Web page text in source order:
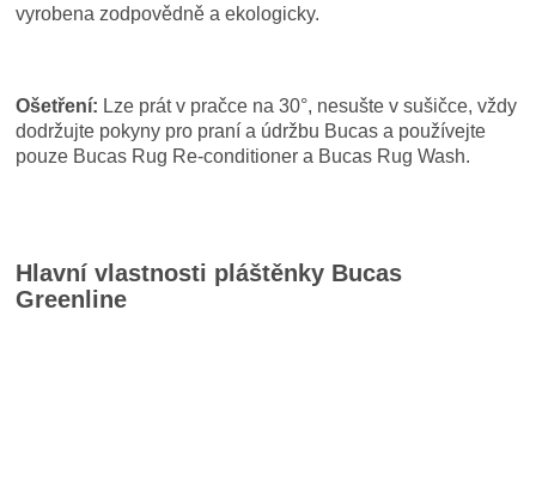
vyrobena zodpovědně a ekologicky.
Ošetření: Lze prát v pračce na 30°, nesušte v sušičce, vždy
dodržujte pokyny pro praní a údržbu Bucas a používejte
pouze Bucas Rug Re-conditioner a Bucas Rug Wash.
Hlavní vlastnosti pláštěnky Bucas
Greenline